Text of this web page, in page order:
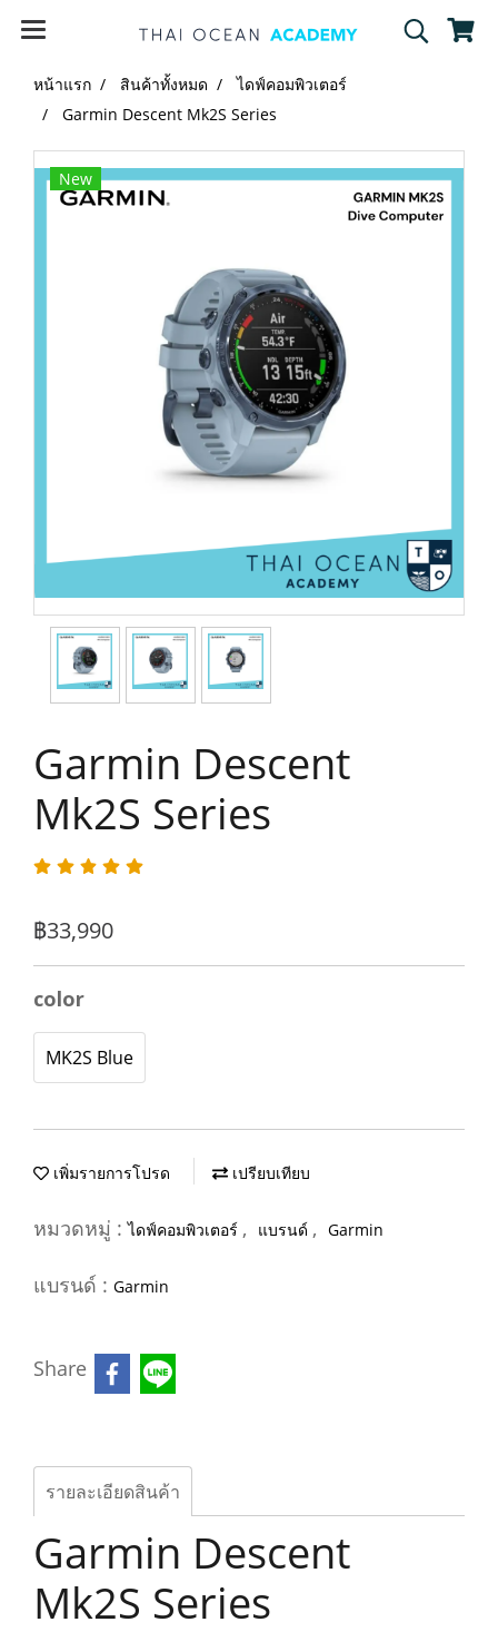
หน้าแรก สินค้าทั้งหมด
ไดฟ์คอมพิวเตอร์
Garmin Descent Mk2S Series
New
Garmin Descent
Mk2S Series
฿33,990
color
MK2S Blue
เพิ่มรายการโปรด เปรียบเทียบ
หมวดหมู่ :ไดฟ์คอมพิวเตอร์ , แบรนด์ , Garmin
แบรนด์ : Garmin
Share
รายละเอียดสินค้า
Garmin Descent
Mk2S Series